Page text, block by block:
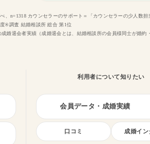
、n=1318 カウンセラーのサポート＝「カウンセラーの少人数
®調査 結婚相談所 総合 第1位
婚退会者実績（成婚退会とは、結婚相談所の会員様同士が婚
利用者について知りたい
会員データ・成婚実績
口コミ 成婚イ